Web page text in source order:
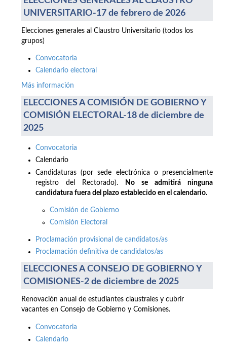
UNIVERSITARIO-17 de febrero de 2026
Elecciones generales al Claustro Universitario (todos los
grupos)
Convocatoria
Calendario electoral
Más información
ELECCIONES A COMISIÓN DE GOBIERNO Y
COMISIÓN ELECTORAL-18 de diciembre de
2025
Convocatoria
Calendario
Candidaturas (por sede electrónica o presencialmente
registro del Rectorado).
No se admitirá ninguna
candidatura fuera del plazo establecido en el calendario.
Comisión de Gobierno
Comisión Electoral
Proclamación provisional de candidatos/as
Proclamación definitiva de candidatos/as
ELECCIONES A CONSEJO DE GOBIERNO Y
COMISIONES-2 de diciembre de 2025
Renovación anual de estudiantes claustrales y cubrir
vacantes en Consejo de Gobierno y Comisiones.
Convocatoria
Calendario